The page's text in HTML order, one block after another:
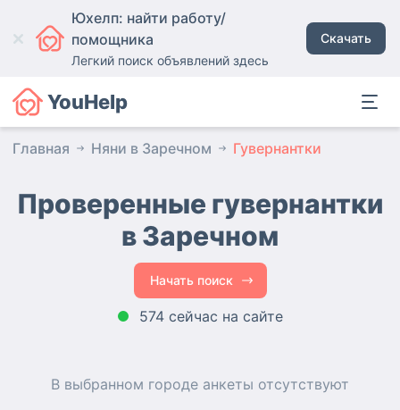
Юхелп: найти работу/
помощника
Легкий поиск объявлений здесь
Скачать
YouHelp
Главная Няни в Заречном Гувернантки
Проверенные гувернантки
в Заречном
Начать поиск
574 сейчас на сайте
В выбранном городе анкеты отсутствуют